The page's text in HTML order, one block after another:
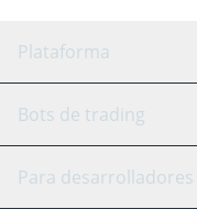
Plataforma
Bot GRID
Bots de trading
Binance
Para desarrolladores